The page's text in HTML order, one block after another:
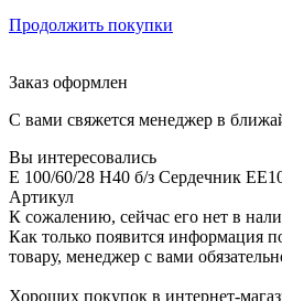
Продолжить покупки
Заказ оформлен
С вами свяжется менеджер в
Вы интересовались
E 100/60/28 H40 б/з Сердечник
Артикул
К сожалению, сейчас его нет в
Как только появится информация
товару, менеджер с вами
Хороших покупок в интернет-